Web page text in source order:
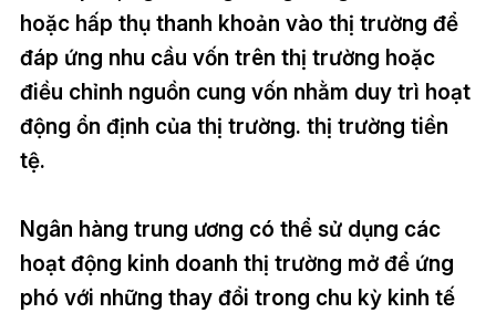
hoặc hấp thụ thanh khoản vào thị trường để
đáp ứng nhu cầu vốn trên thị trường hoặc
điều chỉnh nguồn cung vốn nhằm duy trì hoạt
động ổn định của thị trường. thị trường tiền
tệ.
Ngân hàng trung ương có thể sử dụng các
hoạt động kinh doanh thị trường mở để ứng
phó với những thay đổi trong chu kỳ kinh tế